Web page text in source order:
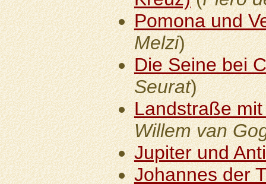
Pomona und
Melzi)
Die Seine bei
Seurat)
Landstraße
Willem van
Jupiter und
Johannes der